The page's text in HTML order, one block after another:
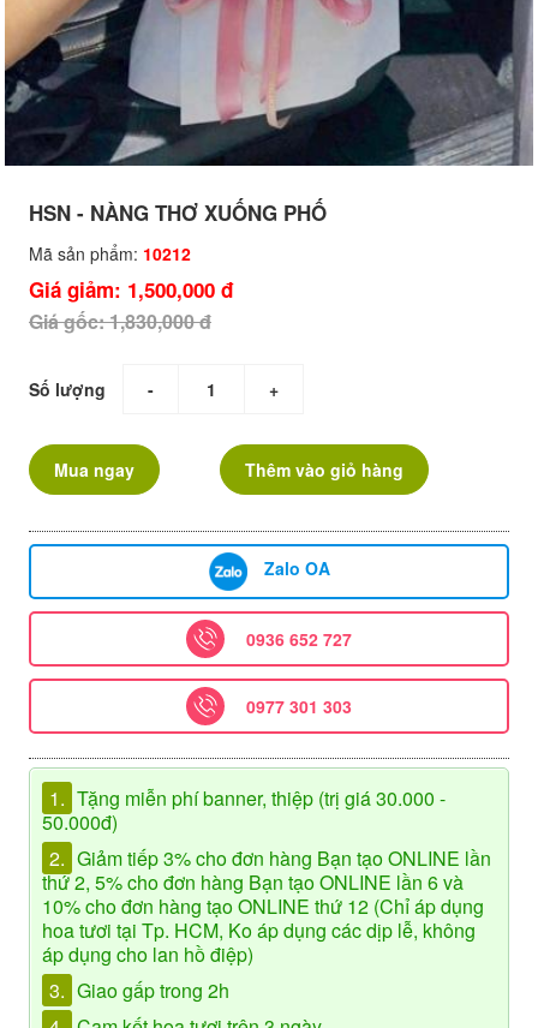
HSN - NÀNG THƠ XUỐNG PHỐ
Mã sản phẩm: 10212
Giá giảm: 1,500,000 đ
Giá gốc: 1,830,000 đ
Số lượng - +
Mua ngay Thêm vào giỏ hàng
Zalo OA
0936 652 727
0977 301 303
1. Tặng miễn phí banner, thiệp (trị giá 30.000 -
50.000đ)
2. Giảm tiếp 3% cho đơn hàng Bạn tạo ONLINE lần
thứ 2, 5% cho đơn hàng Bạn tạo ONLINE lần 6 và
10% cho đơn hàng tạo ONLINE thứ 12 (Chỉ áp dụng
hoa tươi tại Tp. HCM, Ko áp dụng các dịp lễ, không
áp dụng cho lan hồ điệp)
3. Giao gấp trong 2h